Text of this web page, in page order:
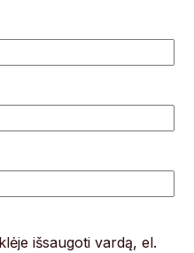
išsaugoti vardą, el.